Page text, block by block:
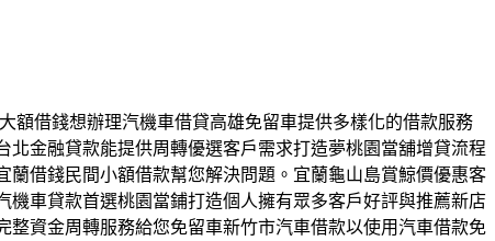
額借錢想辦理汽機車借貸高雄免留車提供多樣化的借款服務
金融貸款能提供周轉優選客戶需求打造夢桃園當舖增貸流程
借錢民間小額借款幫您解決問題。宜蘭龜山島賞鯨價優惠客
車貸款首選桃園當鋪打造個人擁有眾多客戶好評與推薦新店
資金周轉服務給您免留車新竹市汽車借款以使用汽車借款免